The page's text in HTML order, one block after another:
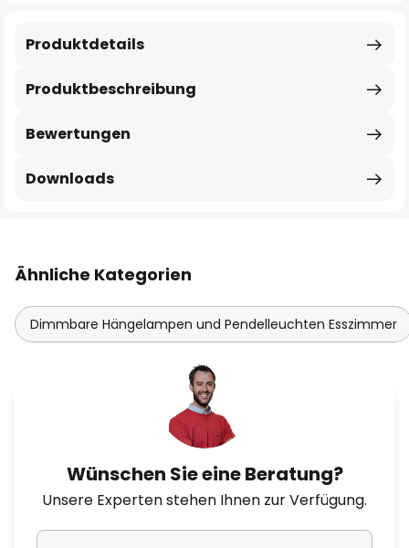
Produktbeschreibung
Produktdetails
Bewertungen
Downloads
Ähnliche Kategorien
Dimmbare Hängelampen und Pendelleuchten Esszimmer
Wünschen Sie eine Beratung?
Unsere Experten stehen Ihnen zur Verfügung.